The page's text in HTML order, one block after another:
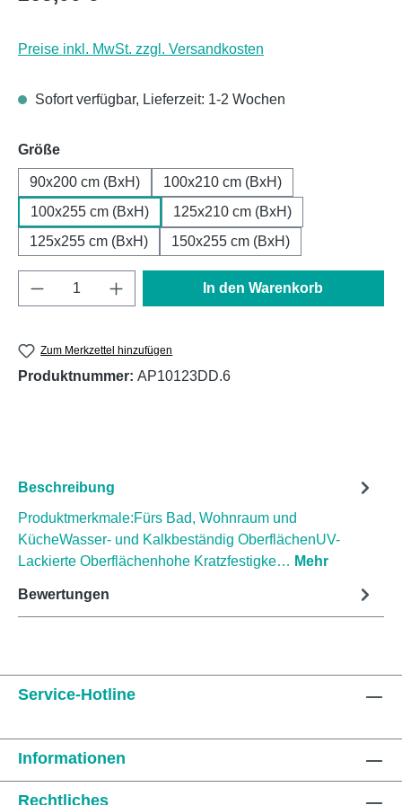
Preise inkl. MwSt. zzgl. Versandkosten
Sofort verfügbar, Lieferzeit: 1-2 Wochen
Größeauswählen
90x200 cm (BxH)
100x210 cm (BxH)
100x255 cm (BxH)
125x210 cm (BxH)
125x255 cm (BxH)
150x255 cm (BxH)
Produkt Anzahl: Gib den gewünschten
In den Warenkorb
Zum Merkzettel hinzufügen
Produktnummer: AP10123DD.6
Beschreibung
Produktmerkmale:Fürs Bad, Wohnraum und
KücheWasser- und Kalkbeständig OberflächenUV-
Lackierte Oberflächenhohe Kratzfestigke… Mehr
Bewertungen
Service-Hotline
Informationen
Rechtliches